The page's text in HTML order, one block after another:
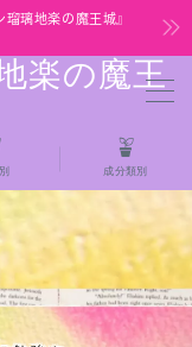
璃地楽の魔王城』
楽の魔王
プチ辞典ク
成分類別